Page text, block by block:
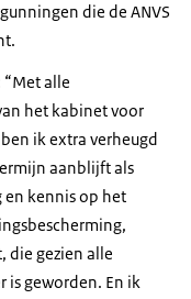
die de ANVS
alle
het kabinet voor
ik extra verheugd
aanblijft als
en kennis op het
die gezien alle
geworden. En ik